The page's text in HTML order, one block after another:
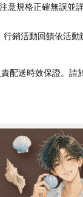
意規格正確無誤並
行銷活動回饋依活動
配送時效保證。請